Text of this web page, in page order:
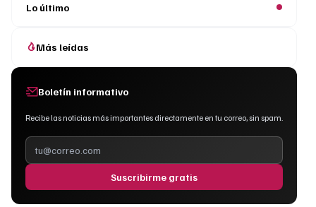
Lo último
Más leídas
Boletín informativo
Recibe las noticias más importantes directamente en tu correo, sin spam.
Suscribirme gratis